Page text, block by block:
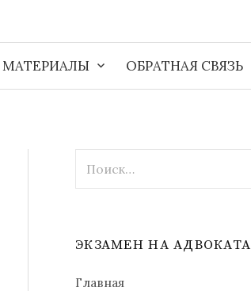
МАТЕРИАЛЫ ОБРАТНАЯ СВЯЗЬ
ЭКЗАМЕН НА АДВОКАТА
Главная